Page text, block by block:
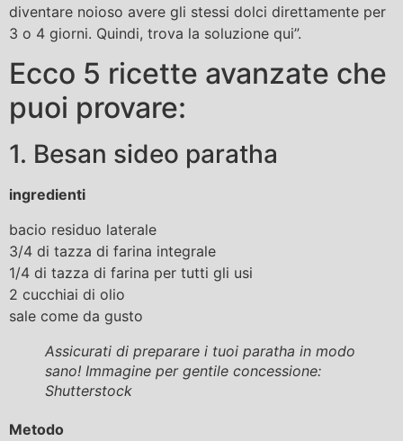
diventare noioso avere gli stessi dolci direttamente per
3 o 4 giorni. Quindi, trova la soluzione qui”.
Ecco 5 ricette avanzate che
puoi provare:
1. Besan sideo paratha
ingredienti
bacio residuo laterale
3/4 di tazza di farina integrale
1/4 di tazza di farina per tutti gli usi
2 cucchiai di olio
sale come da gusto
Assicurati di preparare i tuoi paratha in modo
sano! Immagine per gentile concessione:
Shutterstock
Metodo